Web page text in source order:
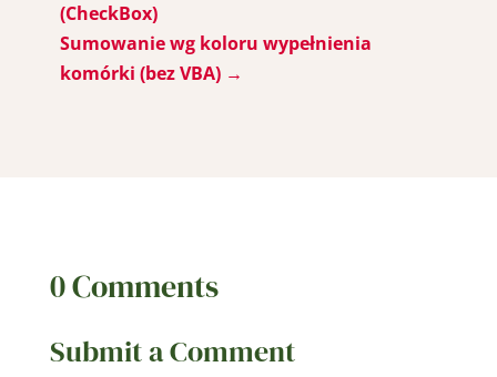
(CheckBox)
Sumowanie wg koloru wypełnienia
komórki (bez VBA)→
0 Comments
Submit a Comment